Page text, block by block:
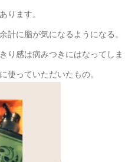
ります。
計に脂が気になるようになる。
り感は病みつきにはなってしま
使っていただいたもの。